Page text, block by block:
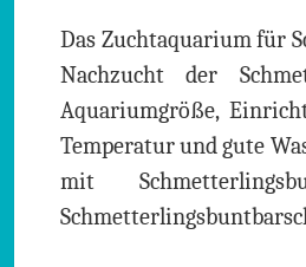
Das Zuchtaquarium für
Nachzucht der
Aquariumgröße,
Temperatur und gute
mit